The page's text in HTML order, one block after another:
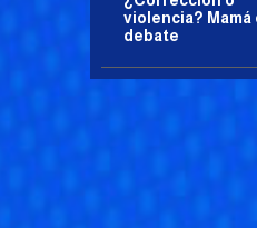
violencia? Mamá
debate